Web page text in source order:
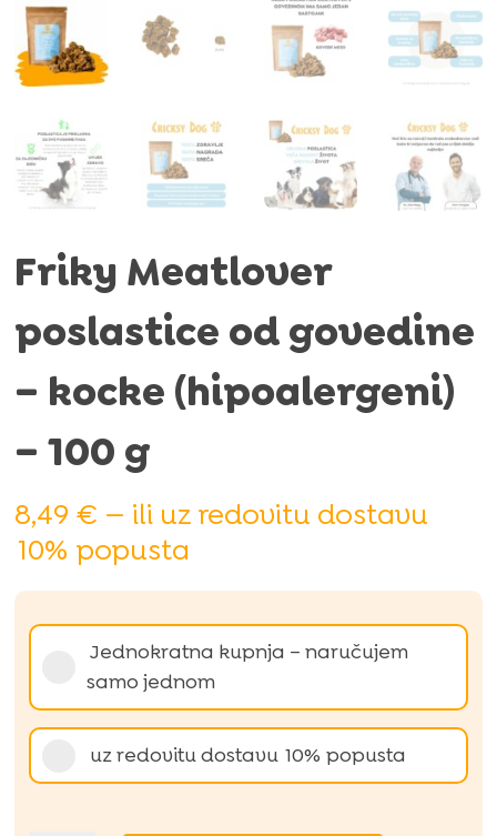
Friky Meatlover
poslastice od govedine
– kocke (hipoalergeni)
– 100 g
8,49 € — ili uz redovitu dostavu
10% popusta
Odaberi
kupnje
Jednokratna kupnja – naručujem
samo jednom
uz redovitu dostavu 10% popusta